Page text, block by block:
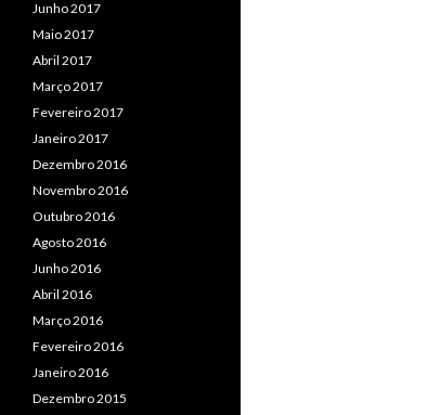
Junho 2017
Maio 2017
Abril 2017
Março 2017
Fevereiro 2017
Janeiro 2017
Dezembro 2016
Novembro 2016
Outubro 2016
Agosto 2016
Junho 2016
Abril 2016
Março 2016
Fevereiro 2016
Janeiro 2016
Dezembro 2015